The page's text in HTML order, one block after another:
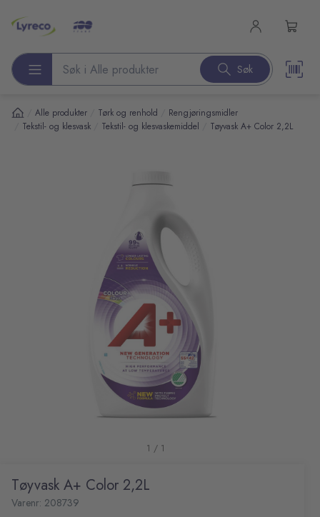
Søk etter produkter Søk
Alle produkter Tørk og renhold Rengjøringsmidler
Tekstil- og klesvask Tekstil- og klesvaskemiddel Tøyvask A+ Color 2,2L
1 / 1
Tøyvask A+ Color 2,2L
Varenr: 208739